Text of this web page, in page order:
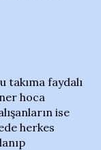
takıma faydalı
hoca
ise
herkes